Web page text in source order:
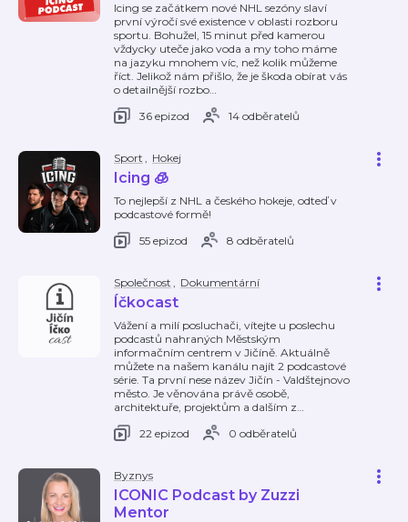
Icing se začátkem nové NHL sezóny slaví
první výročí své existence v oblasti rozboru
sportu. Bohužel, 15 minut před kamerou
vždycky uteče jako voda a my toho máme
na jazyku mnohem víc, než kolik můžeme
říct. Jelikož nám přišlo, že je škoda obírat vás
o detailnější rozbo…
36 epizod
14 odběratelů
Sport , Hokej
Icing 🧊
To nejlepší z NHL a českého hokeje, odteď v
podcastové formě!
55 epizod
8 odběratelů
Společnost , Dokumentární
Íčkocast
Vážení a milí posluchači, vítejte u poslechu
podcastů nahraných Městským
informačním centrem v Jičíně. Aktuálně
můžete na našem kanálu najít 2 podcastové
série. Ta první nese název Jičín - Valdštejnovo
město. Je věnována právě osobě,
architektuře, projektům a dalším z…
22 epizod
0 odběratelů
Byznys
ICONIC Podcast by Zuzzi
Mentor